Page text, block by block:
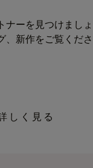
ナーを見つけましょ
、新作をご覧くださ
しく見る